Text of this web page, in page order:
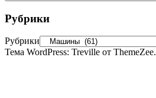
Рубрики
Рубрики
Тема WordPress: Treville от ThemeZee.